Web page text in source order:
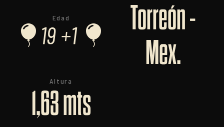
Edad
19 +1
Torreón -
Mex.
Altura
1,63 mts